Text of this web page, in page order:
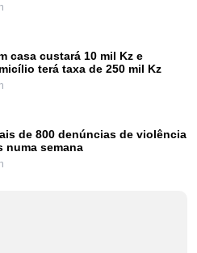
casa custará 10 mil Kz e
terá taxa de 250 mil Kz
de 800 denúncias de violência
numa semana